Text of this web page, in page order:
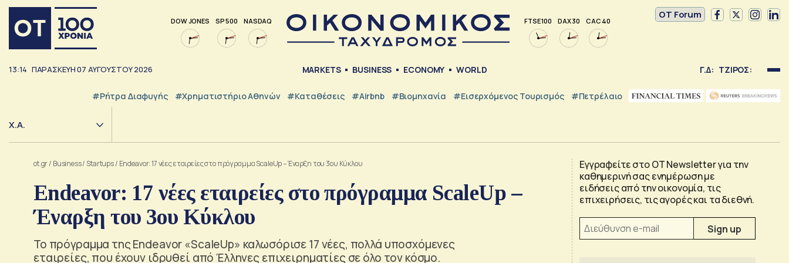
DOW JONES SP 500 NASDAQ FTSE 100 DAX 30 CAC 40
OT Forum
13:14 ΠΑΡΑΣΚΕΥΗ07 ΑΥΓΟΥΣΤΟΥ2026 MARKETS BUSINESS ECONOMY WORLD Γ.Δ: ΤΖΙΡΟΣ:
#ρήτρα Διαφυγής #Χρηματιστήριο Αθηνών #Καταθέσεις #Airbnb #Βιομηχανία #εισερχόμενος Τουρισμός #Πετρέλαιο
Χ.Α.
ot.gr/ Business/ Startups/ Endeavor: 17 νέες εταιρείες στο πρόγραμμα ScaleUp – Έναρξη του 3ου Κύκλου
Endeavor: 17 νέες εταιρείες στο πρόγραμμα ScaleUp –
Έναρξη του 3ου Κύκλου
Το πρόγραμμα της Endeavor «ScaleUp» καλωσόρισε 17 νέες, πολλά υποσχόμενες
εταιρείες, που έχουν ιδρυθεί από Έλληνες επιχειρηματίες σε όλο τον κόσμο.
Εγγραφείτε στο OT Newsletter για την
καθημερινή σας ενημέρωση με
ειδήσεις από την οικονομία, τις
επιχειρήσεις, τις αγορές και τα διεθνή.